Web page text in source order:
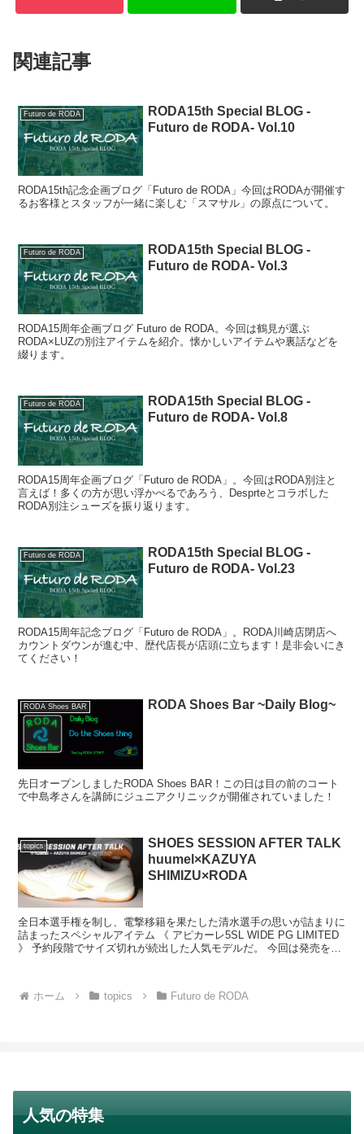
関連記事
Futuro de RODA
RODA15th Special BLOG -
Futuro de RODA- Vol.10
RODA15th記念企画ブログ「Futuro de RODA」今回はRODAが開催す
るお客様とスタッフが一緒に楽しむ「スマサル」の原点について。
Futuro de RODA
RODA15th Special BLOG -
Futuro de RODA- Vol.3
RODA15周年企画ブログ Futuro de RODA。今回は鶴見が選ぶ
RODA×LUZの別注アイテムを紹介。懐かしいアイテムや裏話などを
綴ります。
Futuro de RODA
RODA15th Special BLOG -
Futuro de RODA- Vol.8
RODA15周年企画ブログ「Futuro de RODA」。今回はRODA別注と
言えば！多くの方が思い浮かべるであろう、Desprteとコラボした
RODA別注シューズを振り返ります。
Futuro de RODA
RODA15th Special BLOG -
Futuro de RODA- Vol.23
RODA15周年記念ブログ「Futuro de RODA」。RODA川崎店閉店へ
カウントダウンが進む中、歴代店長が店頭に立ちます！是非会いにき
てください！
RODA Shoes BAR RODA Shoes Bar ~Daily Blog~
先日オープンしましたRODA Shoes BAR！この日は目の前のコート
で中島孝さんを講師にジュニアクリニックが開催されていました！
topics
SHOES SESSION AFTER TALK
huumel×KAZUYA
SHIMIZU×RODA
全日本選手権を制し、電撃移籍を果たした清水選手の思いが詰まりに
詰まったスペシャルアイテム 《 アピカーレ5SL WIDE PG LIMITED
》 予約段階でサイズ切れが続出した人気モデルだ。 今回は発売を記
ホーム topics Futuro de RODA
人気の特集